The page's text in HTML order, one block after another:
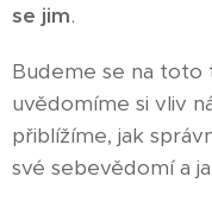
se jim.
Budeme se na toto
uvědomíme si vliv
přiblížíme, jak
své sebevědomí a